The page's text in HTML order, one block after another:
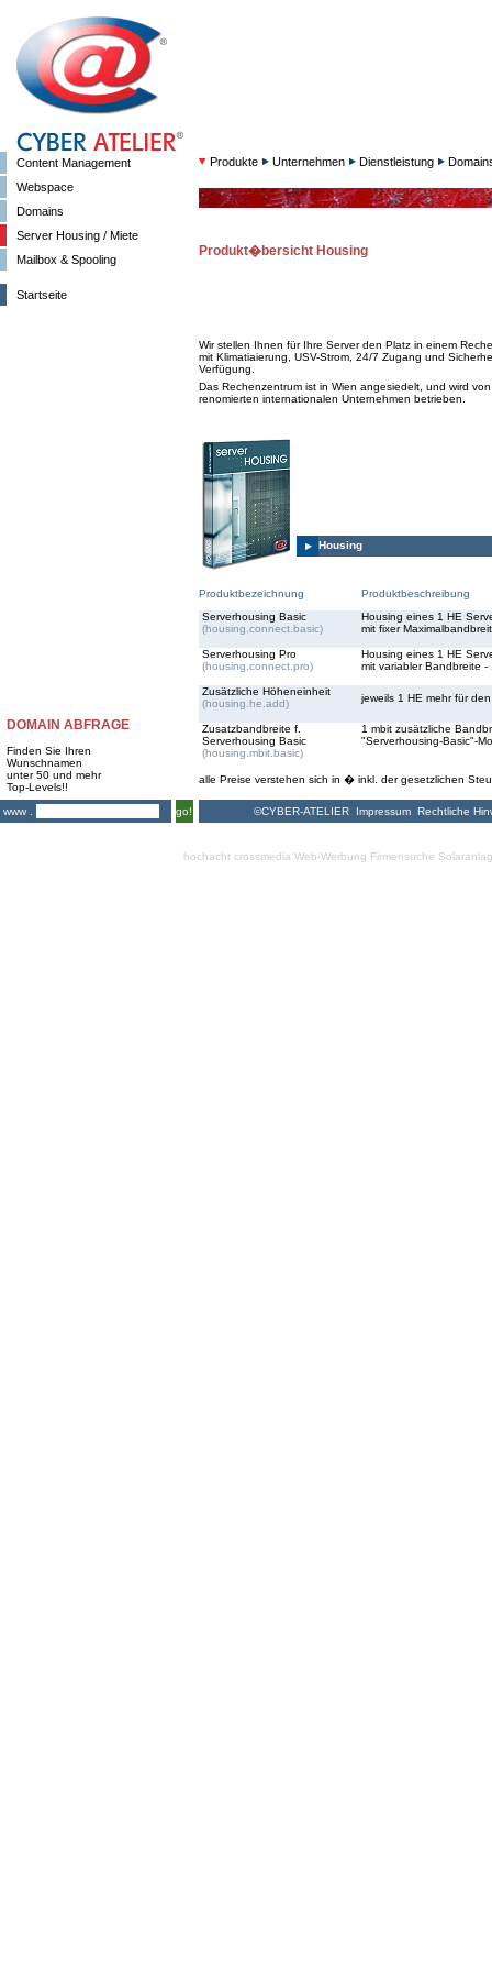
Content Management
Webspace
Domains
Server Housing / Miete
Mailbox & Spooling
Startseite
DOMAIN ABFRAGE
Finden Sie Ihren
Wunschnamen
unter 50 und mehr
Top-Levels!!
www .
go!
Produkte Unternehmen Dienstleistung
Produkt�bersicht Housing
Wir stellen Ihnen für Ihre Server den Platz in einem
mit Klimatiaierung, USV-Strom, 24/7 Zugang und
Verfügung.
Das Rechenzentrum ist in Wien angesiedelt, und wird
renomierten internationalen Unternehmen betrieben.
Housing
Produktbezeichnung
Produktbeschreibung
Serverhousing Basic
(housing.connect.basic)
Housing eines 1 HE
mit fixer
Serverhousing Pro
(housing.connect.pro)
Housing eines 1 HE
mit variabler Bandbreite -
Zusätzliche Höheneinheit
(housing.he.add)
jeweils 1 HE mehr für
Zusatzbandbreite f.
Serverhousing Basic
(housing.mbit.basic)
1 mbit zusätzliche
"Serverhousing-Basic"-
alle Preise verstehen sich in � inkl. der gesetzlichen
©CYBER-ATELIER Impressum Rechtliche
hochacht crossmedia Web-Werbung Firmensuche